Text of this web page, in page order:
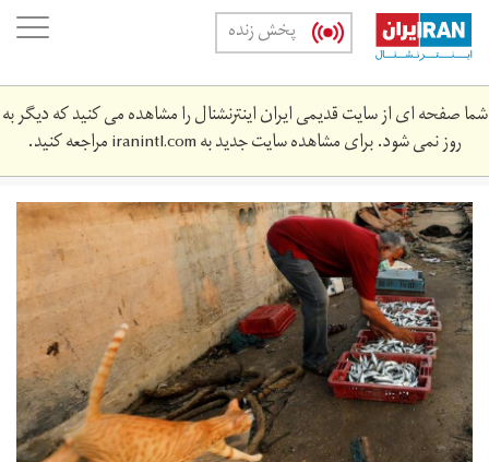
Skip
main
content
پخش زنده
شما صفحه ای از سایت قدیمی ایران اینترنشنال را مشاهده می کنید که دیگر به
روز نمی شود. برای مشاهده سایت جدید بهiranintl.comمراجعه کنید.
gazafisherman.jpeg